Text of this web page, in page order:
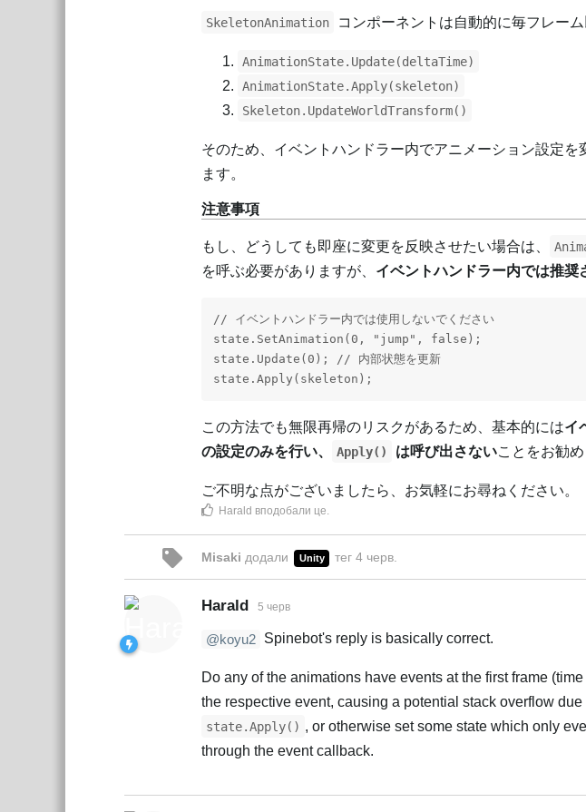
SkeletonAnimation コンポーネントは自動的に毎フレー
AnimationState.Update(deltaTime)
AnimationState.Apply(skeleton)
Skeleton.UpdateWorldTransform()
そのため、イベントハンドラー内でアニメーション設定
ます。
注意事項
もし、どうしても即座に変更を反映させたい場合は、
を呼ぶ必要がありますが、 イベントハンドラー内では推奨
// イベントハンドラー内では使用しないでください
state.SetAnimation(0, "jump", false);
state.Update(0); // 内部状態を更新
state.Apply(skeleton);
この方法でも無限再帰のリスクがあるため、基本的にはイ
の設定のみを行い、
Apply() は呼び出さないことをお勧め
ご不明な点がございましたら、お気軽にお尋ねください。
Harald вподобали це
Misaki додали Unity тег 4 черв
Harald 5 черв
@koyu2 Spinebot's reply is basically correct.
Do any of the animations have events at the first frame
the respective event, causing a potential stack overflow due
state.Apply() , or otherwise set some state which only
through the event callback.